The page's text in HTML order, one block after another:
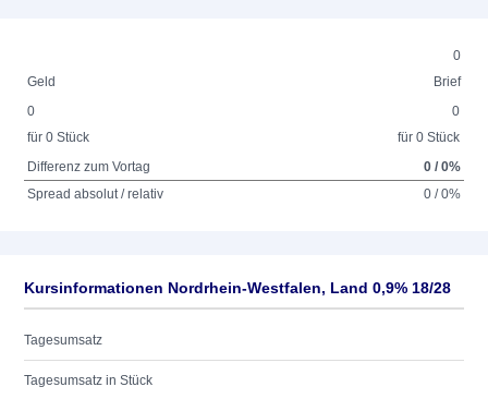
0
Geld
Brief
0
für 0 Stück
0
für 0 Stück
Differenz zum Vortag
0 / 0%
Spread absolut / relativ
0 / 0%
Kursinformationen Nordrhein-Westfalen, Land 0,9% 18/28
Tagesumsatz
Tagesumsatz in Stück